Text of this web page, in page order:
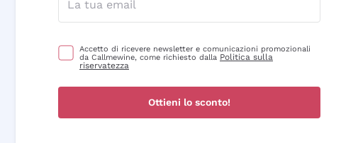
Accetto di ricevere newsletter e comunicazioni promozionali
da Callmewine, come richiesto dalla Politica sulla
riservatezza
Ottieni lo sconto!